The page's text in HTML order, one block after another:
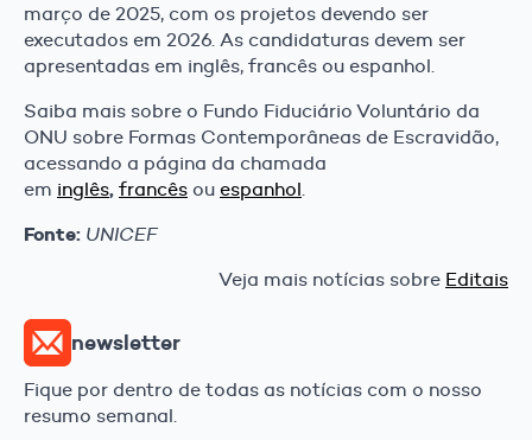
março de 2025, com os projetos devendo ser
executados em 2026. As candidaturas devem ser
apresentadas em inglês, francês ou espanhol.
Saiba mais sobre o Fundo Fiduciário Voluntário da
ONU sobre Formas Contemporâneas de Escravidão,
acessando a página da chamada
em inglês, francês ou espanhol.
Fonte: UNICEF
Veja mais notícias sobre Editais
newsletter
Fique por dentro de todas as notícias com o nosso
resumo semanal.